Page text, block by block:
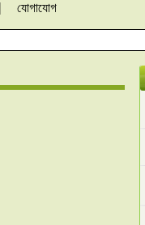
যোগাযোগ